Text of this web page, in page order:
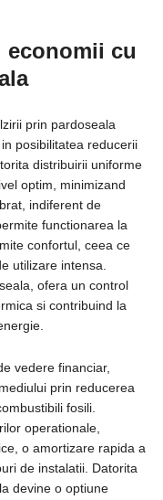
economii cu
prin pardoseala
posibilitatea reducerii
distribuirii uniforme
optim, minimizand
indiferent de
functionarea la
confortul, ceea ce
utilizare intensa.
ofera un control
si contribuind la
vedere financiar,
prin reducerea
fosili.
operationale,
o amortizare rapida a
de instalatii. Datorita
devine o optiune